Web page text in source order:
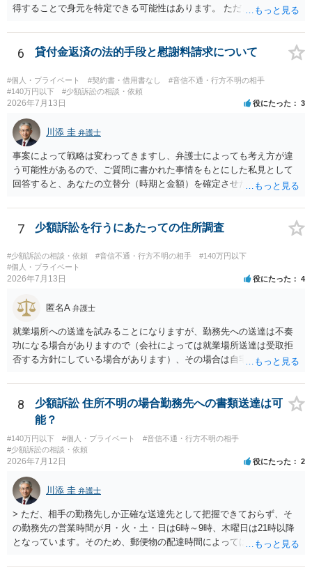
ん。当該チケットがチケット転売防止法に規定する特定興行入場券に
外に選択肢がない場合もあるでしょう。 このように、本件の紛争は、
法的には「当事者の合理的意思」がどこにあるのかを追求した解決が
必要になると思われます。なかなか難しい問題なので、弁護士によっ
ても回答は異なるかもしれません。
得することで身元を特定できる可能性はあります。 ただ、他人名義の
ろです。 LINEについても、詐欺の事案であれば照会できる可能性はあ
りますが、携帯電話の番号を経由する方法より難しくなります。 身元
を特定した後は、返金の理屈があるかどうかを確認していきます。 基
本的に贈与に該当する場合には返金請求ができません。 詐欺を含め、
当方に返金の理屈があるかどうかを確認していきます。 さらに、渡し
た金額について、裏付けがあるかどうかも精査します。 上記を経て、
身元の特定、返金の理屈があると判断できるのであれば、まずは交渉
からスタートすることになるでしょう。 ご理解のとおり、詐欺である
ことの立証は簡単ではありません。 刑事事件化が出来るのであれば、
返金交渉で有利になる可能性がありますが、民事上の詐欺の立証以上
に難しいところがあります。 こちらについては、一度、最寄りの警察
署に被害相談をするようにしてください。 具体的な見通しに関して
6 貸付金返済の法的手段と慰謝料請求について
#個人・プライベート #契約書・借用書なし
#音信不通・行方不明の相手
#140万円以下
#少額訴訟の相談・依頼
2026年7月13日 役にたった 3
川添 圭 弁護士
事案によって戦略は変わってきますし、弁護士によっても考え方が違
う可能性があるので、ご質問に書かれた事情をもとにした私見として
回答すると、あなたの立替分（時期と金額）を確定させた上で、淡々
と、もし異議申立てがなされる可能性が高そうであれば時間の浪費
（通常訴訟へ移行する日数分空転する）になりますし、支払督促及び
その異議後の通常訴訟は相手方の住所地が管轄裁判所になるため（特
に相手方が遠方である場合は）対応が面倒な場合があるからです。相
手方の主張については、和解で減額を考慮すればよいと思います。 な
お、残念ながら、「連絡も返ってこず、返済の目処も立たずで精神的
せん。
7 少額訴訟を行うにあたっての住所調査
#少額訴訟の相談・依頼 #音信不通・行方不明の相手
#140万円以下
#個人・プライベート
2026年7月13日 役にたった 4
匿名A 弁護士
就業場所への送達を試みることになりますが、勤務先への送達は不奏
功になる場合がありますので（会社によっては就業場所送達は受取拒
否する方針にしている場合があります）、その場合は自宅の住所調査
8
少額訴訟 住所不明の場合勤務先への書類送達は可
能？
#140万円以下 #個人・プライベート
#音信不通・行方不明の相手
#少額訴訟の相談・依頼
2026年7月12日 役にたった 2
川添 圭 弁護士
> ただ、相手の勤務先しか正確な送達先として把握できておらず、そ
の勤務先の営業時間が月・火・土・日は6時～9時、木曜日は21時以降
となっています。そのため、郵便物の配達時間によっては受け取りが
夜間の送達を上申するのが基本になりますが、感覚的には郵便局を動